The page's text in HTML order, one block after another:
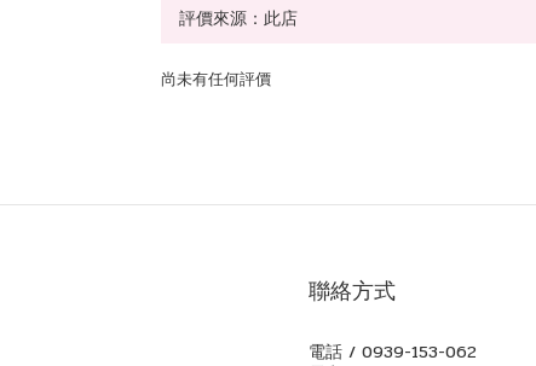
尚未有任何評價
聯絡方式
電話 / 0939-153-062